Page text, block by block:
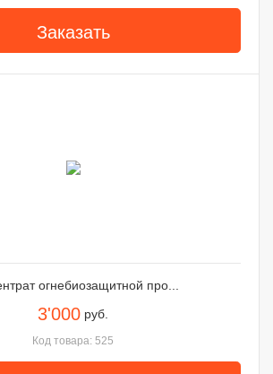
Заказать
огнебиозащитной про...
3'000 руб.
Код товара: 525